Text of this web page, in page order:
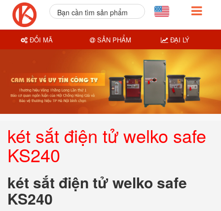
két sắt điện tử welko safe
KS240
két sắt điện tử welko safe
KS240
Bạn cần tìm sản phẩm
ĐỔI MÃ SẢN PHẨM ĐẠI LÝ